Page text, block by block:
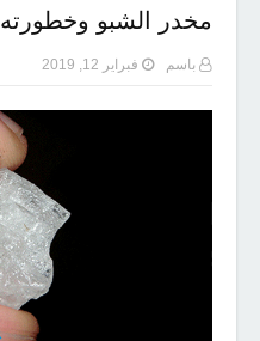
مخدر الشبو وخطورته
باسم فبراير 12, 2019